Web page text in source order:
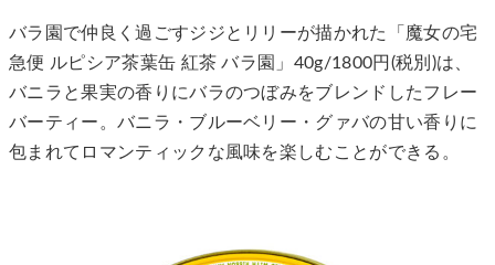
バラ園で仲良く過ごすジジとリリーが描かれた「魔女の宅
急便 ルピシア茶葉缶 紅茶 バラ園」40g/1800円(税別)は、
バニラと果実の香りにバラのつぼみをブレンドしたフレー
バーティー。バニラ・ブルーベリー・グァバの甘い香りに
包まれてロマンティックな風味を楽しむことができる。